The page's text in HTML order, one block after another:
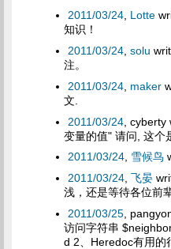
2011/03/24, Lotte
知识！
2011/03/24 ,solu
注。
2011/03/24 maker
文.
2011/03/24 ,
变量的值" 请问, 这个
2011/03/24, 雪候鸟
2011/03/24, 飞晏
浅，还是等待各位前
2011/03/25 ,
访问字符串
d 2、Heredoc有用的